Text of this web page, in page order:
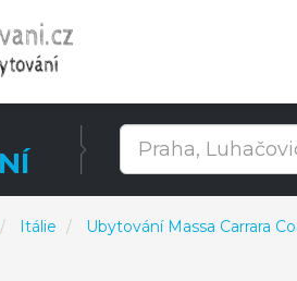
Itálie Ubytování Massa Carrara